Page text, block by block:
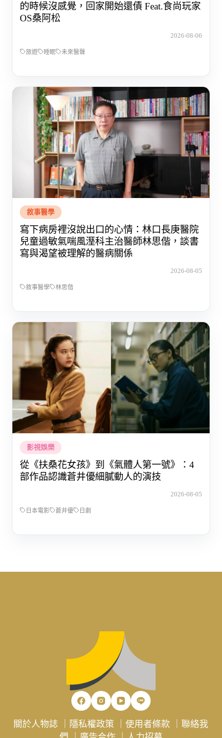
的時候沒感覺，回家開始還債 Feat.食尚玩家
OS桑阿松
2026-08-06
旅遊 睡眠 未來醫聲
敘事醫學
寫下病房裡沒說出口的心情：林口長庚醫院
兒童過敏氣喘風溼科主治醫師林思偕，談書
寫與渴望被理解的醫病關係
2026-08-05
敘事醫學 林思偕
影視娛樂
從《扶桑花女孩》到《氣體人第一號》：4
部作品認識蒼井優細膩動人的演技
2026-08-05
日本電影 蒼井優 日劇
關於人物誌 隱私權政策 ｜使用者條款 ｜聯絡我